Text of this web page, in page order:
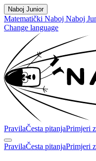
Naboj Junior
Matematički Naboj Naboj
Change language
PravilaČesta pitanjaPrimjeri
PravilaČesta pitanjaPrimjeri